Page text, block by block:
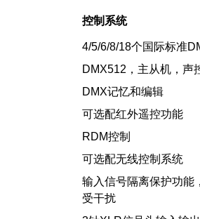
控制系统
4/5/6/8/18个国际标准
DMX512，主从机，声
DMX记忆和编辑
可选配红外遥控功能
RDM控制
可选配无线控制系统
输入信号隔离保护功能
受干扰